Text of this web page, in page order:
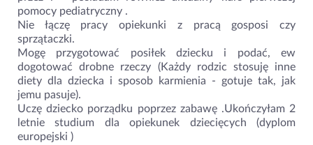
pomocy pediatryczny .
Nie łączę pracy opiekunki z pracą gosposi czy
sprzątaczki.
Mogę przygotować posiłek dziecku i podać, ew
dogotować drobne rzeczy (Każdy rodzic stosuję inne
diety dla dziecka i sposob karmienia - gotuje tak, jak
jemu pasuje).
Uczę dziecko porządku poprzez zabawę .Ukończyłam 2
letnie studium dla opiekunek dziecięcych (dyplom
europejski )